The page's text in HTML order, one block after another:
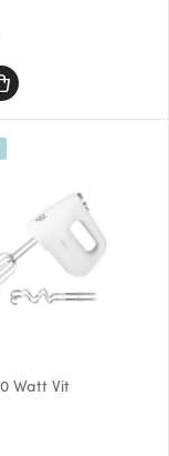
Watt Vit